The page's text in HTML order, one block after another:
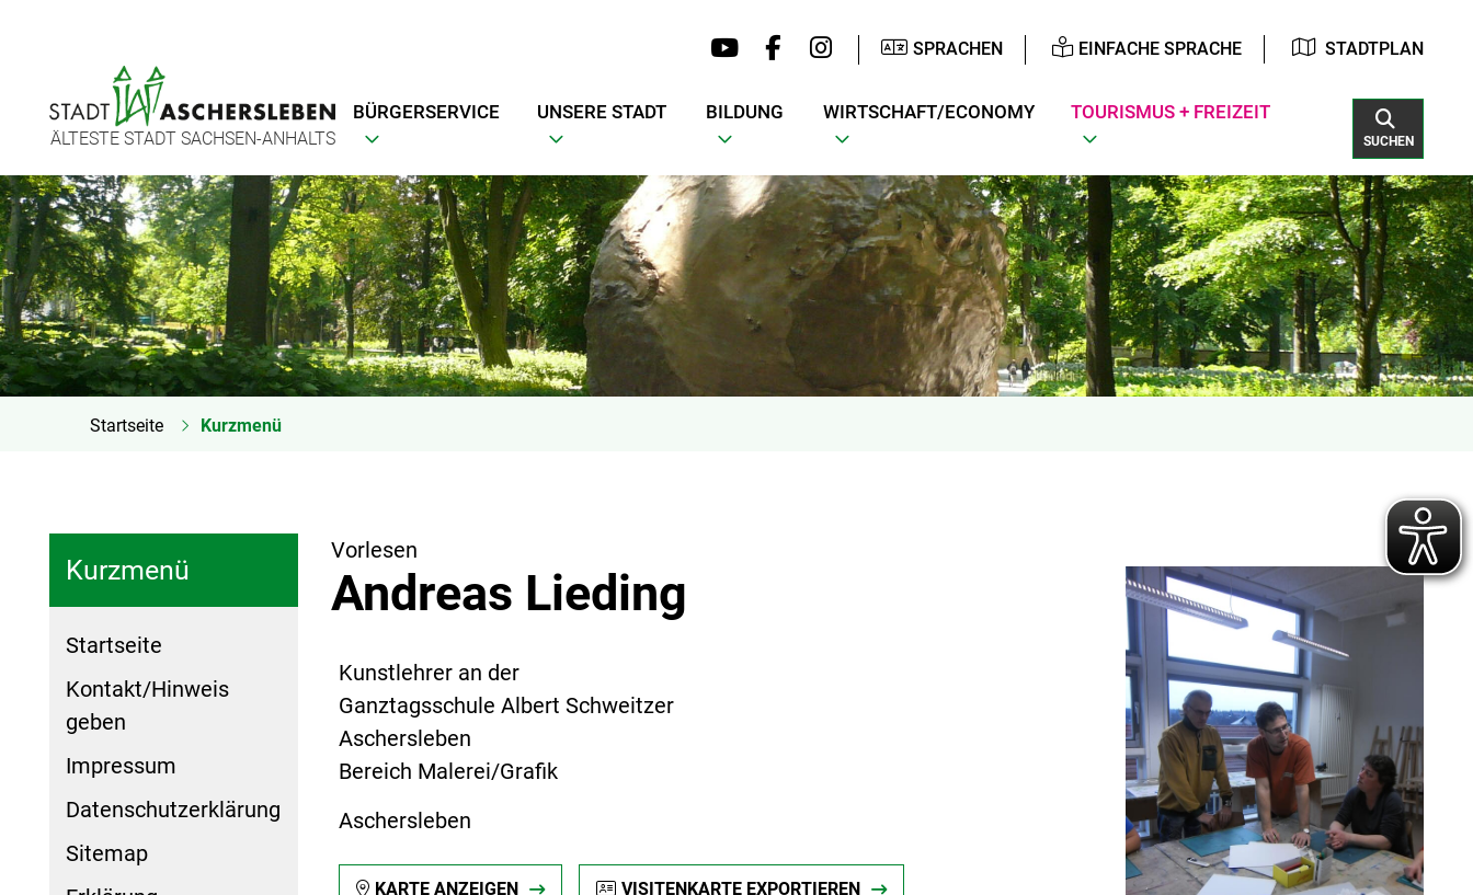
SPRACHEN EINFACHE SPRACHE STADTPLAN
ÄLTESTE STADT SACHSEN-ANHALTS
BÜRGERSERVICE UNSERE STADT BILDUNG WIRTSCHAFT/ECONOMY TOURISMUS + FREIZEIT
SUCHEN
Startseite Kurzmenü
Kurzmenü
Startseite
Kontakt/Hinweis
geben
Impressum
Datenschutzerklärung
Sitemap
Vorlesen
Andreas Lieding
Kunstlehrer an der
Ganztagsschule Albert Schweitzer
Aschersleben
Bereich Malerei/Grafik
Aschersleben
KARTE ANZEIGEN VISITENKARTE EXPORTIEREN